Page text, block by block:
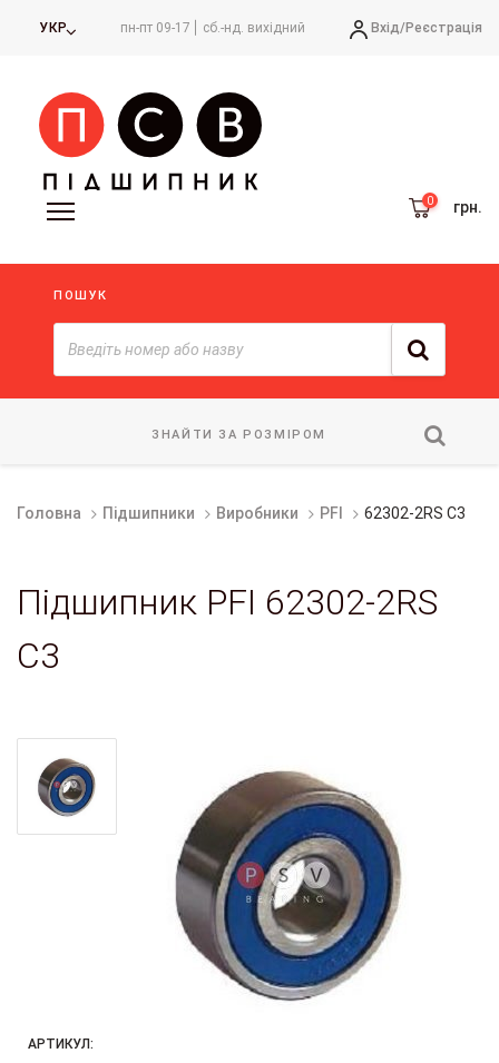
УКР пн-пт 09-17 сб.-нд. вихідний Вхід/Реєстрація
грн.
ПОШУК
ЗНАЙТИ ЗА РОЗМІРОМ
Головна Підшипники Виробники PFI 62302-2RS C3
Підшипник PFI 62302-2RS
C3
АРТИКУЛ: